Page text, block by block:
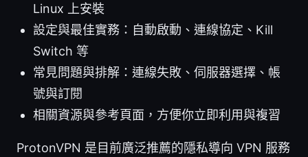
Linux 上安裝
設定與最佳實務：自動啟動、連線協定、Kill
Switch 等
常見問題與排解：連線失敗、伺服器選擇、帳
號與訂閱
相關資源與參考頁面，方便你立即利用與複習
ProtonVPN 是目前廣泛推薦的隱私導向 VPN 服務